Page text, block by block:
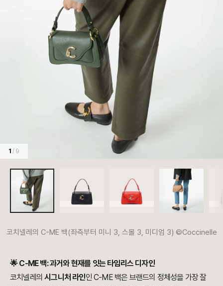
1 / 9
코치넬레의 C-ME 백(좌측부터 미니 3, 스몰 3, 미디엄 3) ©Coccinelle
🌟 C-ME 백: 과거와 현재를 잇는 타임리스 디자인
코치넬레의시그니처 라인인 C-ME 백은 브랜드의 정체성을 가장 잘